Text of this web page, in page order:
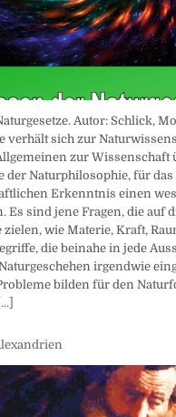
Autor: Schlick,
verhält sich zur
zur Wissenschaft
der Naturphilosophie, für das
Erkenntnis einen
Es sind jene Fragen, die auf
wie Materie, Kraft,
die beinahe in jede
irgendwie
bilden für den